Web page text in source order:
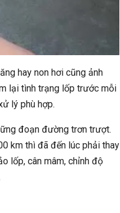
hay non hơi cũng ảnh
lại tình trạng lốp trước mỗi
lý phù hợp.
đoạn đường trơn trượt.
km thì đã đến lúc phải thay
lốp, cân mâm, chỉnh độ